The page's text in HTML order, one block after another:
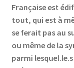
Française est
tout, qui est à
se ferait pas au
ou même de la
parmi